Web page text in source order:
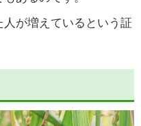
が増えているという証